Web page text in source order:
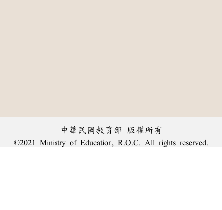
中華民國教育部 版權所有
©2021 Ministry of Education, R.O.C. All rights reserved.